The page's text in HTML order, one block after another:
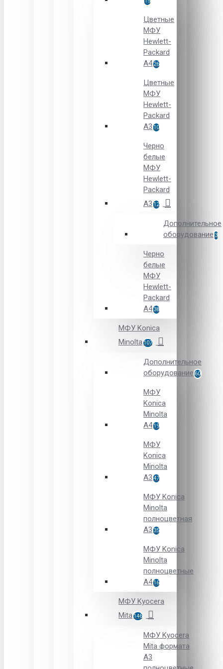
Цветные
МФУ
Hewlett-
Packard
A426
Цветные
МФУ
Hewlett-
Packard
А3 10
Черно
белые
МФУ
Hewlett-
Packard
А3 12
Дополнительное
оборудование 3
Черно
белые
МФУ
Hewlett-
Packard
А438
МФУ Konica
Minolta107
Дополнительное
оборудование 60
МФУ
Konica
Minolta
A419
МФУ
Konica
Minolta
A3 47
МФУ Konica
Minolta
полноцветная
А3 35
МФУ Konica
Minolta
полноцветные
А416
МФУ Kyocera
Mita146
МФУ Kyocera
Mita формата
A3